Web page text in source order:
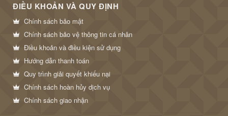
ĐIỀU KHOẢN VÀ QUY ĐỊNH
Chính sách bảo mật
Chính sách bảo vệ thông tin cá nhân
Điều khoản và điều kiện sử dụng
Hướng dẫn thanh toán
Quy trình giải quyết khiếu nại
Chính sách hoàn hủy dịch vụ
Chính sách giao nhận